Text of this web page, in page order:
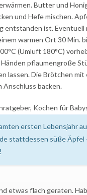
Butter und
und Hefe mischen.
entstanden ist. Eventuell
warmen Ort 30 Min.
(Umluft 180°C)
pflaumengroße
lassen. Die Brötchen
Anschluss backen.
Kochen für
ersten Lebensjahr
stattdessen süße Äpfel
etwas flach geraten.